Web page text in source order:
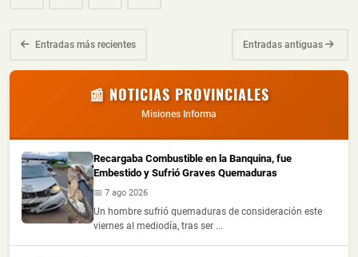
Entradas más recientes Entradas antiguas
📰 NOTICIAS PROVINCIALES
Misiones Informa
Recargaba Combustible en la Banquina, fue
Embestido y Sufrió Graves Quemaduras
📅 7 ago 2026
Un hombre sufrió quemaduras de consideración este
viernes al mediodía, tras ser ...